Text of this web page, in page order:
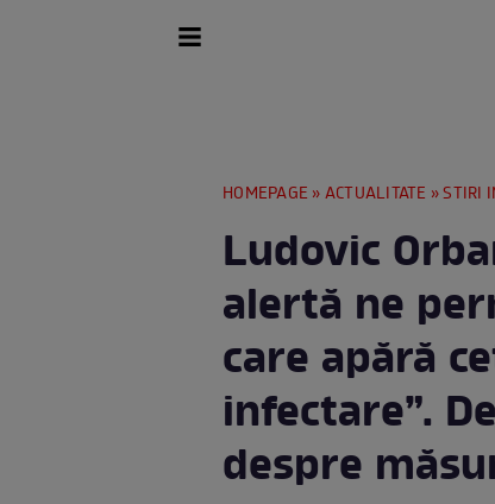
HOMEPAGE »ACTUALITATE »STIRI
Ludovic
alertă ne
care apără
infectare”.
despre